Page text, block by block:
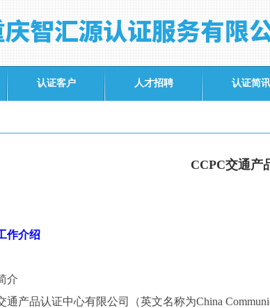
认证客户 人才招聘 认证简讯
CCPC交通产
作介绍
介
通产品认证中心有限公司（英文名称为China